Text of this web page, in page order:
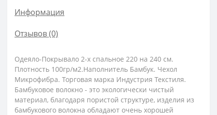
Информация
Отзывов (0)
Одеяло-Покрывало 2-х спальное 220 на 240 см.
Плотность 100гр/м2.Наполнитель Бамбук. Чехол
Микрофибра. Торговая марка Индустрия Текстиля.
Бамбуковое волокно - это экологически чистый
материал, благодаря пористой структуре, изделия из
бамбукового волокна обладают очень хорошей